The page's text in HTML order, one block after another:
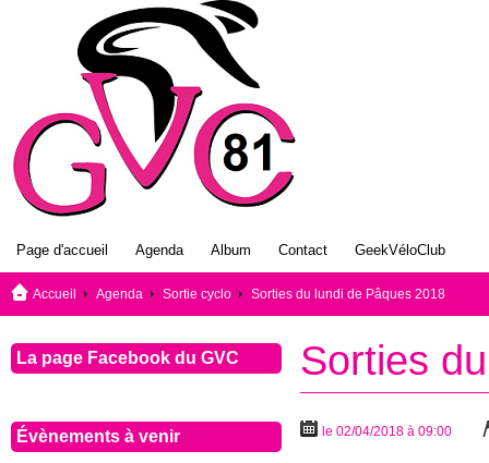
Page d'accueil Agenda Album Contact GeekVéloClub
Accueil Agenda Sortie cyclo Sorties du lundi de Pâques 2018
Sorties
le 02/04/2018 à 09:00
La page Facebook du GVC
Évènements à venir